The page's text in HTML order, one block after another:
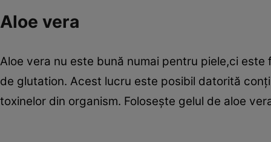
Aloe vera
Aloe vera nu este bună numai pentru piele,ci
de glutation. Acest lucru este posibil datorită
toxinelor din organism. Foloseşte gelul de aloe